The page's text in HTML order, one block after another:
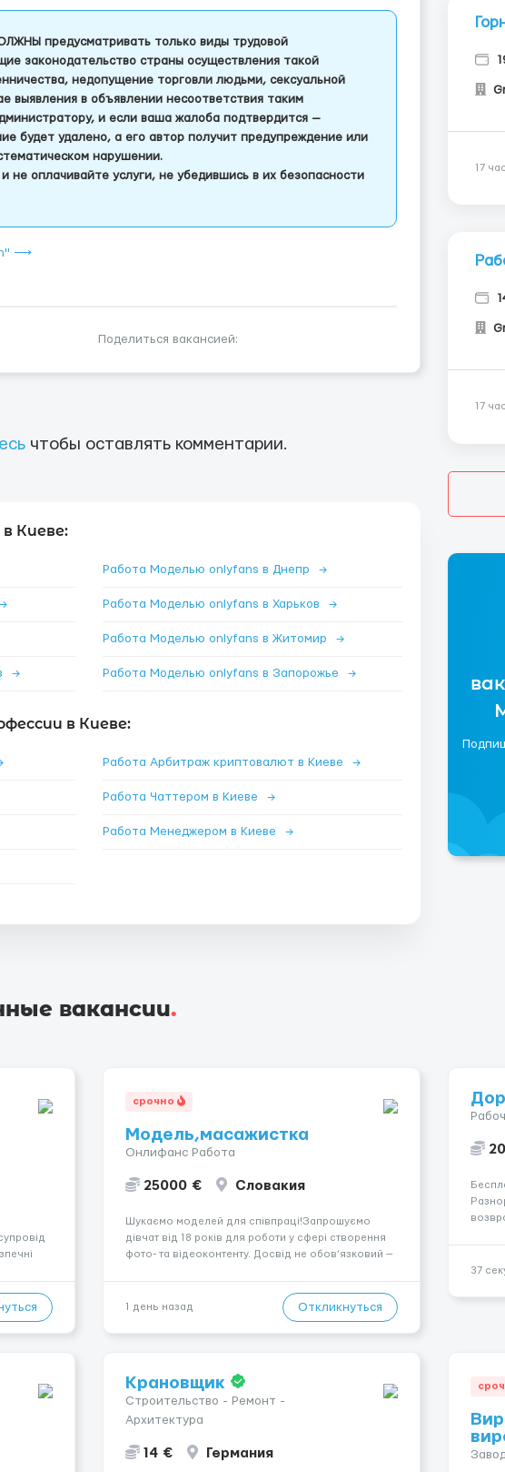
предусматривать только виды трудовой
законодательство страны осуществления такой
недопущение торговли людьми, сексуальной
выявления в объявлении несоответствия таким
и если ваша жалоба подтвердится —
будет удалено, а его автор получит предупреждение или
нарушении.
не оплачивайте услуги, не убедившись в их безопасности
⟶
Поделиться вакансией:
чтобы оставлять комментарии.
Киеве:
Работа Моделью onlyfans в Днепр →
→ Работа Моделью onlyfans в Харьков →
Работа Моделью onlyfans в Житомир →
→ Работа Моделью onlyfans в Запорожье →
в Киеве:
Работа Арбитраж криптовалют в Киеве →
Работа Чаттером в Киеве →
Работа Менеджером в Киеве →
17
17
вакансии.
вас
ми
срочно
Модель,масажистка
Онлифанс Работа
25000 € Словакия
Шукаємо моделей для співпраці!Запрошуємо
дівчат від 18 років для роботи у сфері створення
фото- та відеоконтенту. Досвід не обов’язковий —
конфіденційність і професійну підтримку.
Працюємо офіційно, поважаємо особ...
1 день назад Откликнуться
день
37
Крановщик
Строительство - Ремонт -
Архитектура
14 € Германия